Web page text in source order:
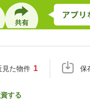
見た物件 1 保
する